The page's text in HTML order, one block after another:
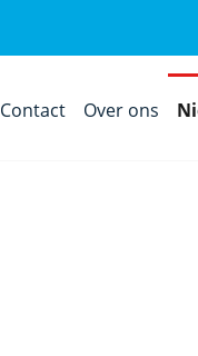
Contact Over ons